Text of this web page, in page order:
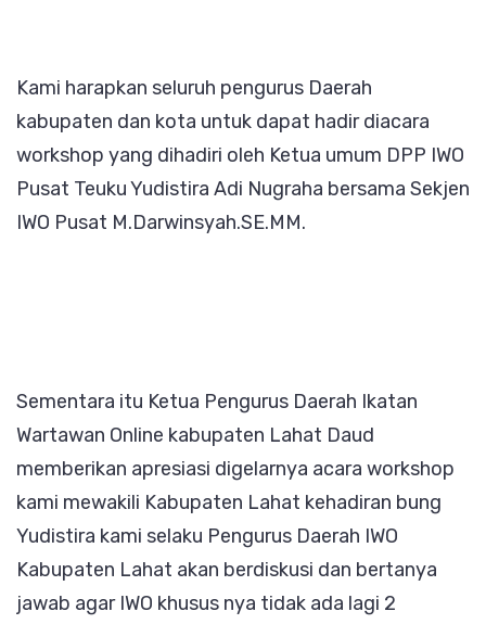
Kami harapkan seluruh pengurus Daerah
kabupaten dan kota untuk dapat hadir diacara
workshop yang dihadiri oleh Ketua umum DPP IWO
Pusat Teuku Yudistira Adi Nugraha bersama Sekjen
IWO Pusat M.Darwinsyah.SE.MM.
Sementara itu Ketua Pengurus Daerah Ikatan
Wartawan Online kabupaten Lahat Daud
memberikan apresiasi digelarnya acara workshop
kami mewakili Kabupaten Lahat kehadiran bung
Yudistira kami selaku Pengurus Daerah IWO
Kabupaten Lahat akan berdiskusi dan bertanya
jawab agar IWO khusus nya tidak ada lagi 2